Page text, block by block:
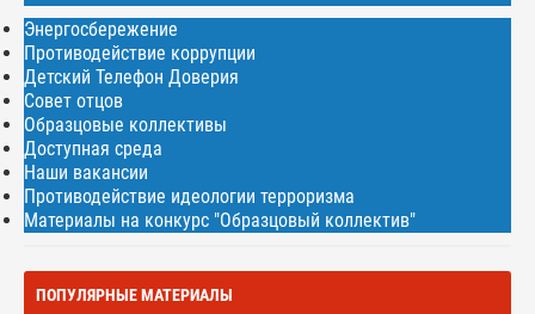
Энергосбережение
Противодействие коррупции
Детский Телефон Доверия
Совет отцов
Образцовые коллективы
Доступная среда
Наши вакансии
Противодействие идеологии терроризма
Материалы на конкурс "Образцовый коллектив"
ПОПУЛЯРНЫЕ МАТЕРИАЛЫ